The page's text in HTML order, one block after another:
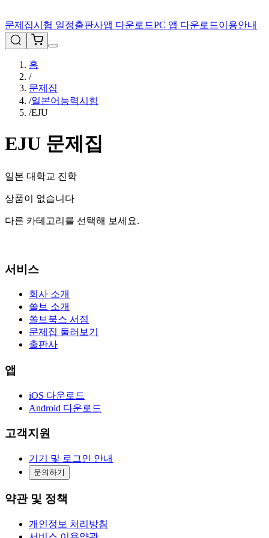
문제집시험 일정출판사앱 다운로드PC 앱 다운로드이용안내
홈
/
문제집
/일본어능력시험
/EJU
EJU 문제집
일본 대학교 진학
상품이 없습니다
다른 카테고리를 선택해 보세요.
서비스
회사 소개
쏠브 소개
쏠브북스 서점
문제집 둘러보기
출판사
앱
iOS 다운로드
Android 다운로드
고객지원
기기 및 로그인 안내
문의하기
약관 및 정책
개인정보 처리방침